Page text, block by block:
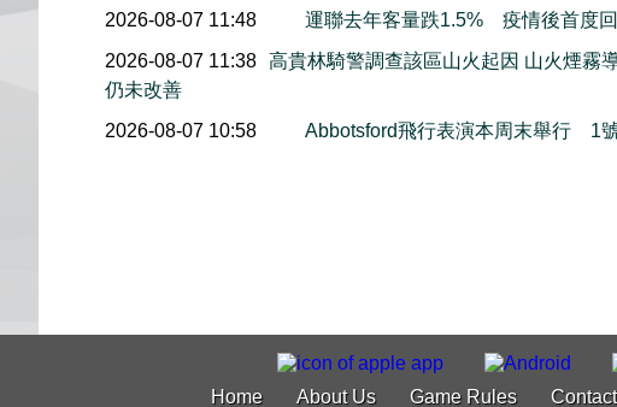
2026-08-07 11:48
運聯去年客量跌1.5% 疫情後首度
2026-08-07 11:38 高貴林騎警調查該區山火起因 山火煙霧
仍未改善
2026-08-07 10:58
Abbotsford飛行表演本周末舉行 1
Home About Us Game Rules